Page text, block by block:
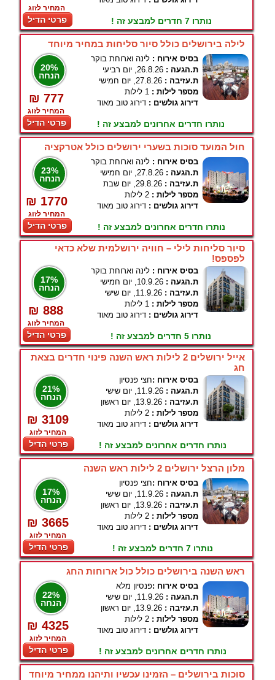
המחיר לזוג
פרטי הדיל נותרו 7 חדרים למבצע זה !
לילה בירושלים כולל סיור סליחות במחיר מיוחד
20%
הנחה
₪ 777
המחיר לזוג
פרטי הדיל
בסיס אירוח : לינה וארוחת בוקר
ת.הגעה : 26.8.26, יום רביעי
ת.עזיבה : 27.8.26, יום חמישי
מספר לילות : 1 לילות
דירוג גולשים : דירוג טוב מאוד
נותרו חדרים אחרונים למבצע זה !
חול המועד סוכות בשערי ירושלים כולל אטרקציה
23%
הנחה
₪ 1770
המחיר לזוג
פרטי הדיל
בסיס אירוח : לינה וארוחת בוקר
ת.הגעה : 27.8.26, יום חמישי
ת.עזיבה : 29.8.26, יום שבת
מספר לילות : 2 לילות
דירוג גולשים : דירוג טוב מאוד
נותרו חדרים אחרונים למבצע זה !
סיור סליחות לילי – חוויה ירושלמית שלא כדאי
לפספס!
17%
הנחה
₪ 888
המחיר לזוג
פרטי הדיל
בסיס אירוח : לינה וארוחת בוקר
ת.הגעה : 10.9.26, יום חמישי
ת.עזיבה : 11.9.26, יום שישי
מספר לילות : 1 לילות
דירוג גולשים : דירוג טוב מאוד
נותרו 5 חדרים למבצע זה !
אייל ירושלים 2 לילות ראש השנה פינוי חדרים בצאת
חג
21%
הנחה
₪ 3109
המחיר לזוג
פרטי הדיל
בסיס אירוח :חצי פנסיון
ת.הגעה : 11.9.26, יום שישי
ת.עזיבה : 13.9.26, יום ראשון
מספר לילות : 2 לילות
דירוג גולשים : דירוג טוב מאוד
נותרו חדרים אחרונים למבצע זה !
מלון הרצל ירושלים 2 לילות ראש השנה
17%
הנחה
₪ 3665
המחיר לזוג
פרטי הדיל
בסיס אירוח :חצי פנסיון
ת.הגעה : 11.9.26, יום שישי
ת.עזיבה : 13.9.26, יום ראשון
מספר לילות : 2 לילות
דירוג גולשים : דירוג טוב מאוד
נותרו 7 חדרים למבצע זה !
ראש השנה בירושלים כולל כול ארוחות החג
22%
הנחה
₪ 4325
המחיר לזוג
פרטי הדיל
בסיס אירוח :פנסיון מלא
ת.הגעה : 11.9.26, יום שישי
ת.עזיבה : 13.9.26, יום ראשון
מספר לילות : 2 לילות
דירוג גולשים : דירוג טוב מאוד
נותרו חדרים אחרונים למבצע זה !
סוכות בירושלים – הזמינו עכשיו ותיהנו ממחיר מיוחד